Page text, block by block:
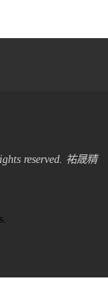
reserved. 祐晟精